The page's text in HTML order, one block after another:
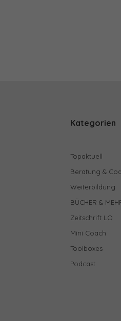
Kategorien
Topaktuell
Beratung &
Weiterbildung
BÜCHER &
Zeitschrift LO
Mini Coach
Toolboxes
Podcast